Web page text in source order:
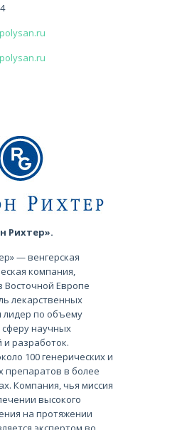
Рихтер».
— венгерская
компания,
Восточной Европе
лекарственных
лидер по объему
научных
и разработок.
100 генерических и
препаратов в более
Компания, чья миссия
высокого
на протяжении